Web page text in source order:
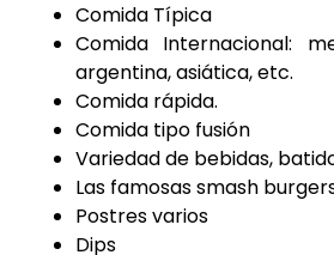
Comida Típica
Comida Internacional:
argentina, asiática, etc.
Comida rápida.
Comida tipo fusión
Variedad de bebidas,
Las famosas smash
Postres varios
Dips